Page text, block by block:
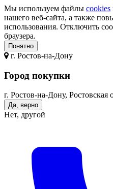
Мы используем файлы cookies
нашего веб-сайта, а также
использования. Отключить
браузера.
Понятно
г. Ростов-на-Дону
Город покупки
г. Ростов-на-Дону, Ростовская
Да, верно
Нет, другой